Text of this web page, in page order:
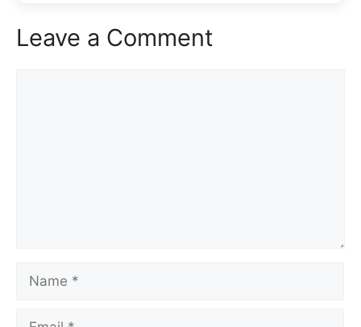
Leave a Comment
Name
Email